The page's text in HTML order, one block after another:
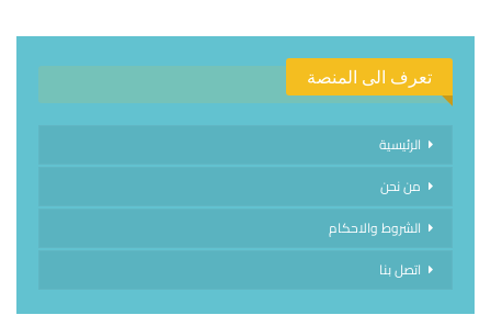
تعرف الى المنصة
الرئيسية
من نحن
الشروط والاحكام
اتصل بنا